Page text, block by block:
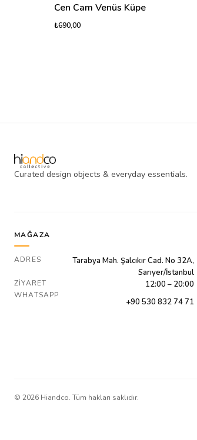
Cen Cam Venüs Küpe
₺690,00
Curated design objects & everyday essentials.
MAĞAZA
ADRES
Tarabya Mah. Şalcıkır Cad. No 32A,
Sarıyer/İstanbul
ZIYARET 12:00 – 20:00
WHATSAPP
+90 530 832 74 71
© 2026 Hiandco. Tüm hakları saklıdır.